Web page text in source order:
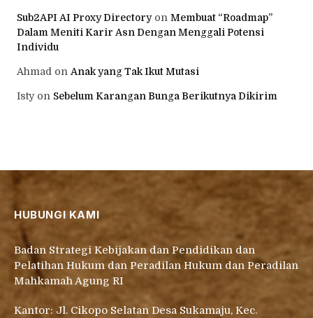
Sub2API AI Proxy Directoryon Membuat “Roadmap”
Dalam Meniti Karir Asn Dengan Menggali Potensi
Individu
Ahmad on Anak yang Tak Ikut Mutasi
Istyon Sebelum Karangan Bunga Berikutnya Dikirim
HUBUNGI KAMI
Badan Strategi Kebijakan dan Pendidikan dan
Pelatihan Hukum dan Peradilan Hukum dan Peradilan
Mahkamah Agung RI
Kantor: Jl. Cikopo Selatan Desa Sukamaju, Kec.